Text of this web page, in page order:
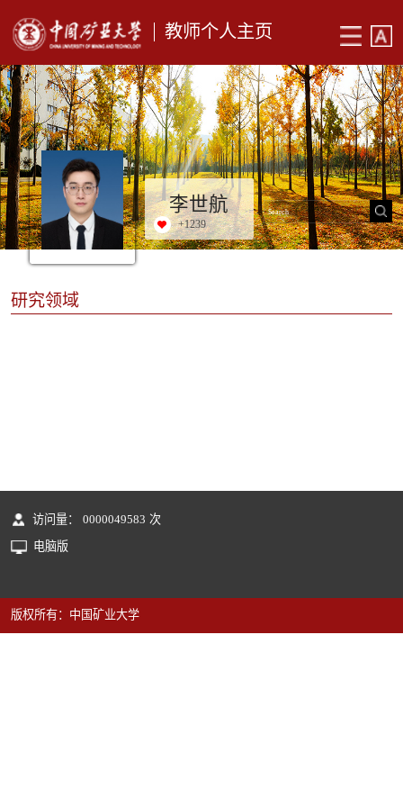
教师个人主页
李世航
+1239
研究领域
访问量： 0000049583 次
电脑版
版权所有：中国矿业大学